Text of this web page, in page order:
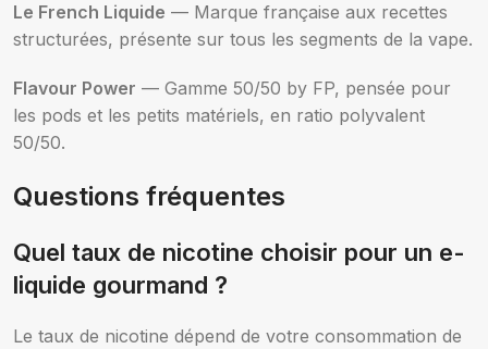
Le French Liquide — Marque française aux recettes
structurées, présente sur tous les segments de la vape.
Flavour Power — Gamme 50/50 by FP, pensée pour
les pods et les petits matériels, en ratio polyvalent
50/50.
Questions fréquentes
Quel taux de nicotine choisir pour un e-
liquide gourmand ?
Le taux de nicotine dépend de votre consommation de